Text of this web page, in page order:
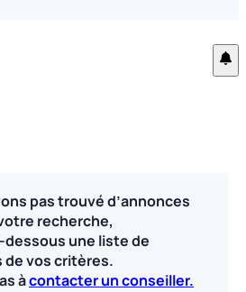
pas trouvé d’annonces
recherche,
une liste de
vos critères.
àcontacter un conseiller.